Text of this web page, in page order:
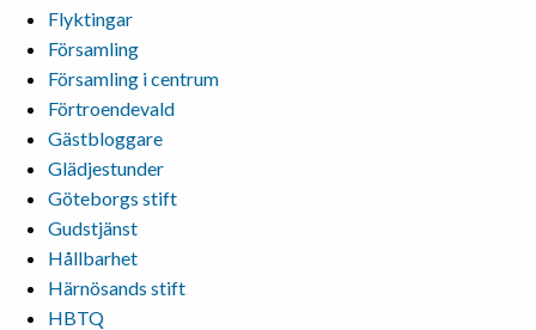
Flyktingar
Församling
Församling i centrum
Förtroendevald
Gästbloggare
Glädjestunder
Göteborgs stift
Gudstjänst
Hållbarhet
Härnösands stift
HBTQ